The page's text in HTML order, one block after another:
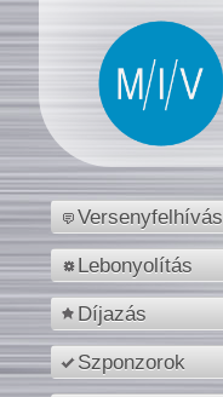
Versenyfelhívás
Lebonyolítás
Díjazás
Szponzorok